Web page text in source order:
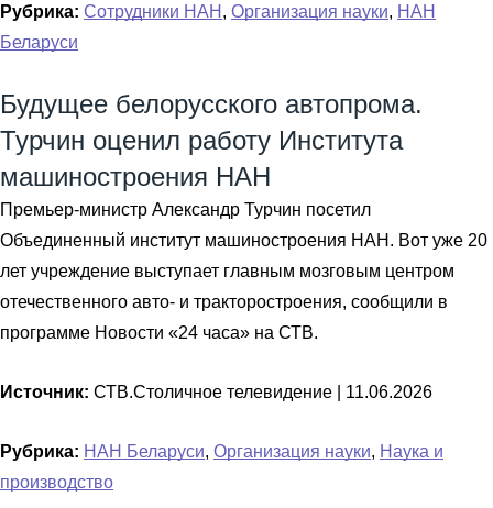
Рубрика: Сотрудники НАН , Организация науки, НАН
Беларуси
Будущее белорусского автопрома.
Турчин оценил работу Института
машиностроения НАН
Премьер-министр Александр Турчин посетил
Объединенный институт машиностроения НАН. Вот уже 20
лет учреждение выступает главным мозговым центром
отечественного авто- и тракторостроения, сообщили в
программе Новости «24 часа» на СТВ.
Источник: СТВ.Столичное телевидение | 11.06.2026
Рубрика: НАН Беларуси, Организация науки, Наука и
производство